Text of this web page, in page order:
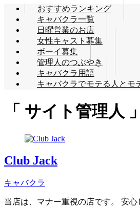
おすすめランキング
キャバクラ一覧
日曜営業のお店
女性キャスト募集
ボーイ募集
管理人のつぶやき
キャバクラ用語
キャバクラでモテる人とモ
「 サイト管理人
Club Jack
キャバクラ
当店は、マナー重視の店です。 安